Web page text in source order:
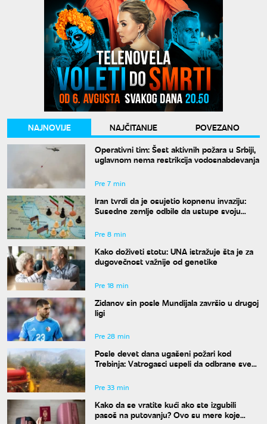
NAJNOVIJE NAJČITANIJE
POVEZANO
Operativni tim: Šest aktivnih požara u Srbiji,
uglavnom nema restrikcija vodosnabdevanja
Pre 7 min
Iran tvrdi da je osujetio kopnenu invaziju:
Susedne zemlje odbile da ustupe svoju
Pre 8 min
Kako doživeti stotu: UNA istražuje šta je za
dugovečnost važnije od genetike
Pre 18 min
Zidanov sin posle Mundijala završio u drugoj
ligi
Pre 28 min
Posle devet dana ugašeni požari kod
Trebinja: Vatrogasci uspeli da odbrane sve
Pre 33 min
Kako da se vratite kući ako ste izgubili
pasoš na putovanju? Ovo su mere koje